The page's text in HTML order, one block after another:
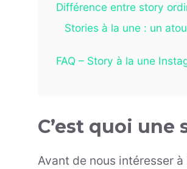
Différence entre story
Stories à la une : un
FAQ – Story à la une
C’est quoi une
Avant de nous intéresser à